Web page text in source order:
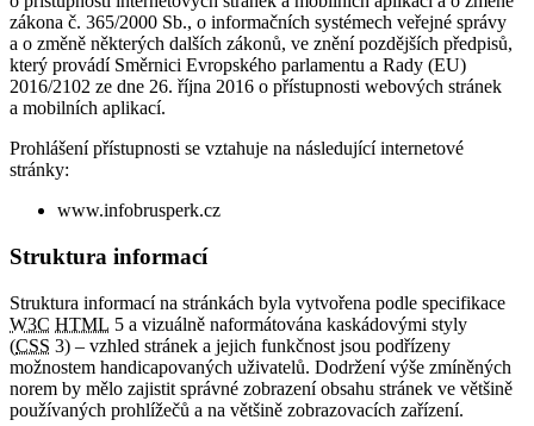
zákona č. 365/2000 Sb., o informačních systémech veřejné správy
a o změně některých dalších zákonů, ve znění pozdějších předpisů,
který provádí Směrnici Evropského parlamentu a Rady (EU)
2016/2102 ze dne 26. října 2016 o přístupnosti webových stránek
a mobilních aplikací.
Prohlášení přístupnosti se vztahuje na následující internetové
stránky:
www.infobrusperk.cz
Struktura informací
Struktura informací na stránkách byla vytvořena podle specifikace
W3C HTML 5 a vizuálně naformátována kaskádovými styly
(CSS 3) – vzhled stránek a jejich funkčnost jsou podřízeny
možnostem handicapovaných uživatelů. Dodržení výše zmíněných
norem by mělo zajistit správné zobrazení obsahu stránek ve většině
používaných prohlížečů a na většině zobrazovacích zařízení.